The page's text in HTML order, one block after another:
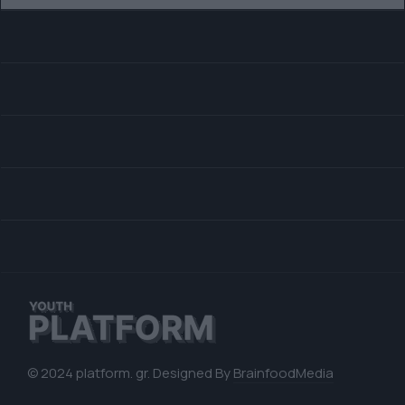
© 2024 platform. gr. Designed ByBrainfoodMedia